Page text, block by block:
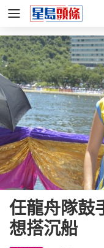
任龍舟隊鼓
想搭沉船